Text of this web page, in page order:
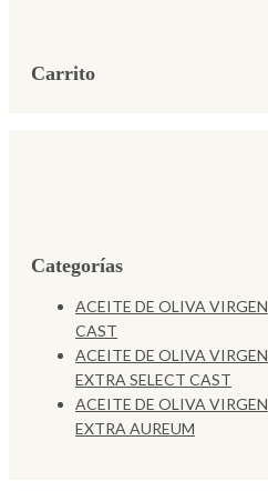
Carrito
Categorías
ACEITE DE OLIVA VIRGEN
CAST
ACEITE DE OLIVA VIRGEN
EXTRA SELECT CAST
ACEITE DE OLIVA VIRGEN
EXTRA AUREUM